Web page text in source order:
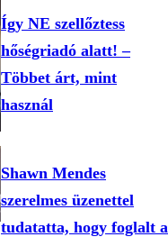
Így NE szellőztess
hőségriadó alatt! –
Többet árt, mint
használ
Shawn Mendes
szerelmes üzenettel
tudatatta, hogy foglalt a